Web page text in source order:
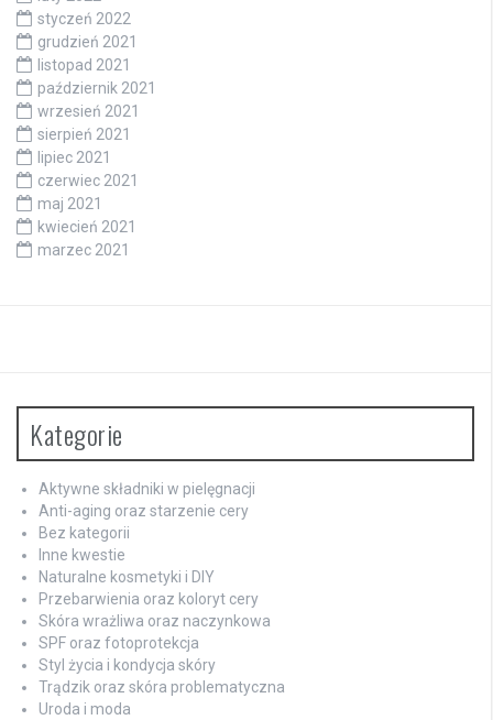
styczeń 2022
grudzień 2021
listopad 2021
październik 2021
wrzesień 2021
sierpień 2021
lipiec 2021
czerwiec 2021
maj 2021
kwiecień 2021
marzec 2021
Kategorie
Aktywne składniki w pielęgnacji
Anti-aging oraz starzenie cery
Bez kategorii
Inne kwestie
Naturalne kosmetyki i DIY
Przebarwienia oraz koloryt cery
Skóra wrażliwa oraz naczynkowa
SPF oraz fotoprotekcja
Styl życia i kondycja skóry
Trądzik oraz skóra problematyczna
Uroda i moda